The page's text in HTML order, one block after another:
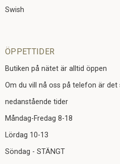
Swish
ÖPPETTIDER
Butiken på nätet är alltid öppen
Om du vill nå oss på telefon är
nedanstående tider
Måndag-Fredag 8-18
Lördag 10-13
Söndag - STÄNGT